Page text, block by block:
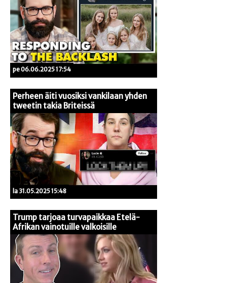
pe 06.06.2025 17:54
Perheen äiti vuosiksi vankilaan yhden
tweetin takia Briteissä
la 31.05.2025 15:48
Trump tarjoaa turvapaikkaa Etelä-
Afrikan vainotuille valkoisille